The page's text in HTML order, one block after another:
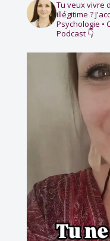
Tu veux vivre
illégitime ?
Psychologie •
Podcast 👇